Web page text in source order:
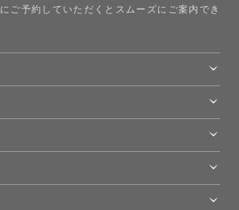
ご予約していただくとスムーズにご案内でき